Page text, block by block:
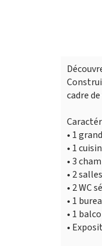
cadre
• 1
• 1
• 3
• 2
• 2 WC
• 1
• 1
•